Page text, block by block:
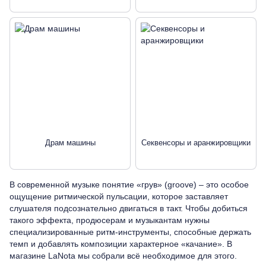
В современной музыке понятие «грув» (groove) – это особое
ощущение ритмической пульсации, которое заставляет
слушателя подсознательно двигаться в такт. Чтобы добиться
такого эффекта, продюсерам и музыкантам нужны
специализированные ритм-инструменты, способные держать
темп и добавлять композиции характерное «качание». В
магазине LaNota мы собрали всё необходимое для этого.
Драм машины Секвенсоры и аранжировщики